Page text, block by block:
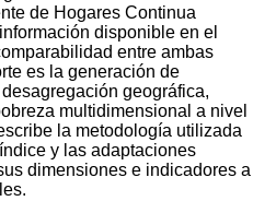
de Hogares Continua
disponible en el
entre ambas
es la generación de
geográfica,
multidimensional a nivel
la metodología utilizada
y las adaptaciones
dimensiones e indicadores a